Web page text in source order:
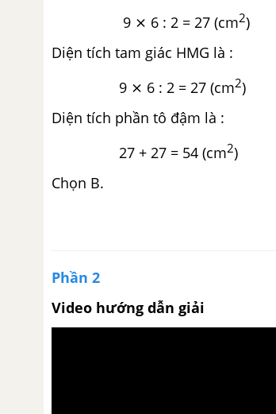
9 ⨯ 6 : 2 = 27 (cm2)
Diện tích tam giác HMG là :
9 ⨯ 6 : 2 = 27 (cm2)
Diện tích phần tô đậm là :
27 + 27 = 54 (cm2)
Chọn B.
Phần 2
Video hướng dẫn giải